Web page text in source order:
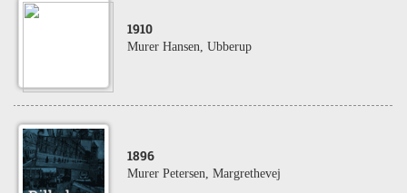
1910
Murer Hansen, Ubberup
1896
Murer Petersen, Margrethevej